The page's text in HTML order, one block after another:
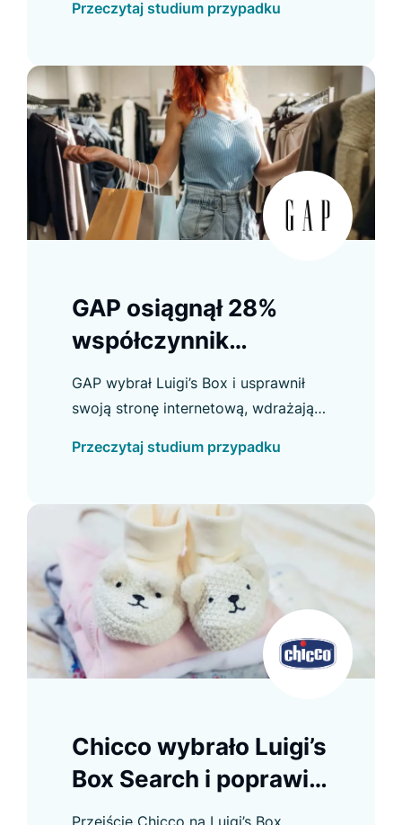
poprawę konwersji, kliknięć i innych
Przeczytaj studium przypadku
GAP osiągnął 28%
współczynnik
konwersji z
Recommendera
GAP wybrał Luigi’s Box i usprawnił
swoją stronę internetową, wdrażając
zwraca wyniki z wielu domen
Przeczytaj studium przypadku
Chicco wybrało Luigi’s
Box Search i poprawiło
doświadczenie
Przejście Chicco na Luigi’s Box